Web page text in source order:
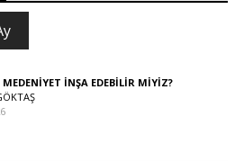
İNŞA EDEBİLİR MİYİZ?